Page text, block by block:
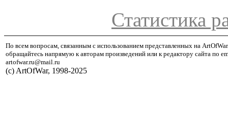
Статистика
По всем вопросам, связанным с использованием представленных на
обращайтесь напрямую к авторам произведений или к редактору сайта по
artofwar.ru@mail.ru
(с) ArtOfWar, 1998-2025